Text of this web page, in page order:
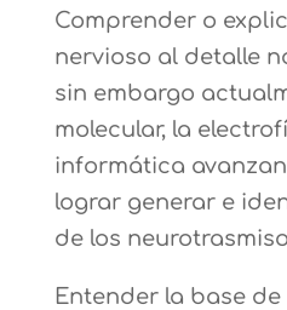
Comprender o
nervioso al detalle
sin embargo
molecular, la
informática
lograr generar e
de los
Entender la base de